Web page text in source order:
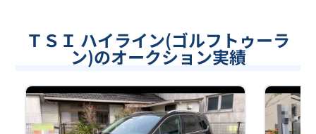
ＴＳＩ ハイライン(ゴルフトゥーラ
ン)のオークション実績